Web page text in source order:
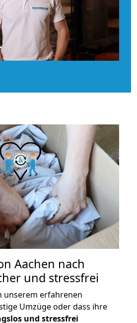
Aachen nach
und stressfrei
unserem erfahrenen
Umzüge oder dass ihre
und stressfrei